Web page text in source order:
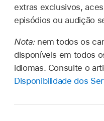
extras exclusivos,
episódios ou audição
Nota: nem todos os
disponíveis em todos
idiomas. Consulte o
Disponibilidade dos